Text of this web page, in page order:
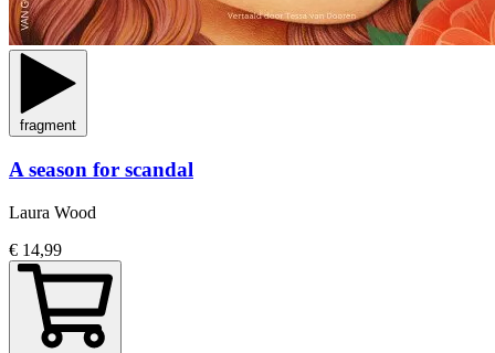
fragment
A season for scandal
Laura Wood
€ 14,99